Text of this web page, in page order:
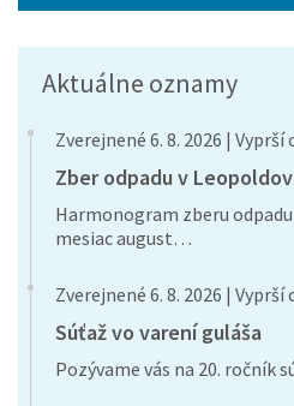
Aktuálne oznamy
Zverejnené 6. 8. 2026 | Vyprší
Zber odpadu v
Harmonogram zberu
mesiac august…
Zverejnené 6. 8. 2026 | Vyprší
Súťaž vo varení guláša
Pozývame vás na 20. ročník